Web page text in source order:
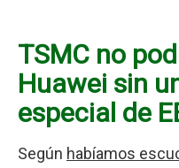
TSMC no
Huawei sin
especial de
Según habíamos